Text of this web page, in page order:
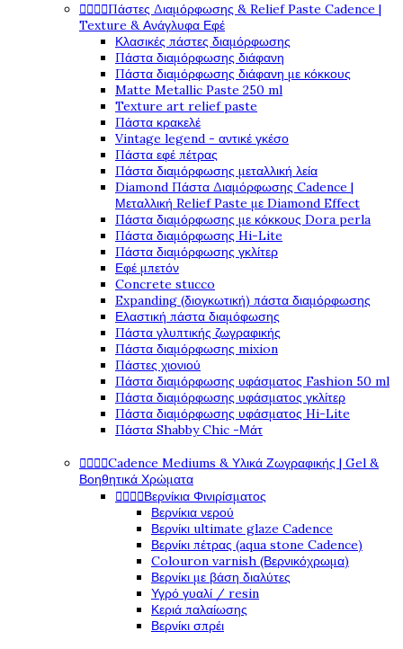
Πάστες Διαμόρφωσης & Relief Paste Cadence |
Texture & Ανάγλυφα Εφέ
Κλασικές πάστες διαμόρφωσης
Πάστα διαμόρφωσης διάφανη
Πάστα διαμόρφωσης διάφανη με κόκκους
Matte Metallic Paste 250 ml
Texture art relief paste
Πάστα κρακελέ
Vintage legend - αντικέ γκέσο
Πάστα εφέ πέτρας
Πάστα διαμόρφωσης μεταλλική λεία
Diamond Πάστα Διαμόρφωσης Cadence |
Μεταλλική Relief Paste με Diamond Effect
Πάστα διαμόρφωσης με κόκκους Dora perla
Πάστα διαμόρφωσης Hi-Lite
Πάστα διαμόρφωσης γκλίτερ
Εφέ μπετόν
Concrete stucco
Expanding (διογκωτική) πάστα διαμόρφωσης
Ελαστική πάστα διαμόφωσης
Πάστα γλυπτικής ζωγραφικής
Πάστα διαμόρφωσης mixion
Πάστες χιονιού
Πάστα διαμόρφωσης υφάσματος Fashion 50 ml
Πάστα διαμόρφωσης υφάσματος γκλίτερ
Πάστα διαμόρφωσης υφάσματος Hi-Lite
Πάστα Shabby Chic -Μάτ
Cadence Mediums & Υλικά Ζωγραφικής | Gel &
Βοηθητικά Χρώματα
Βερνίκια Φινιρίσματος
Βερνίκια νερού
Βερνίκι ultimate glaze Cadence
Βερνίκι πέτρας (aqua stone Cadence)
Colouron varnish (Βερνικόχρωμα)
Βερνίκι με βάση διαλύτες
Υγρό γυαλί / resin
Κεριά παλαίωσης
Βερνίκι σπρέι